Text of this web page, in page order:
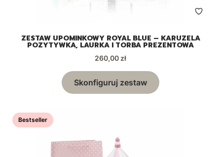
ZESTAW UPOMINKOWY ROYAL BLUE – KARUZELA
POZYTYWKA, LAURKA I TORBA PREZENTOWA
Cena
260,00 zł
Skonfiguruj zestaw
Bestseller